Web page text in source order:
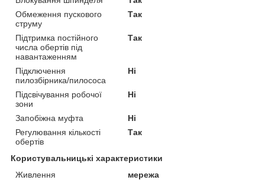
Обмеження пускового
струму
Так
Підтримка постійного
числа обертів під
навантаженням
Так
Підключення
пилозбірника/пилососа
Ні
Підсвічування робочої
зони
Ні
Запобіжна муфта
Ні
Регулювання кількості
обертів
Так
Користувальницькі характеристики
Живлення
мережа